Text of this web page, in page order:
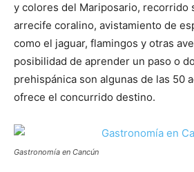
y colores del Mariposario, recorrido
arrecife coralino, avistamiento de
como el jaguar, flamingos y otras
posibilidad de aprender un paso o
prehispánica son algunas de las 50
ofrece el concurrido destino.
Gastronomía en Cancún